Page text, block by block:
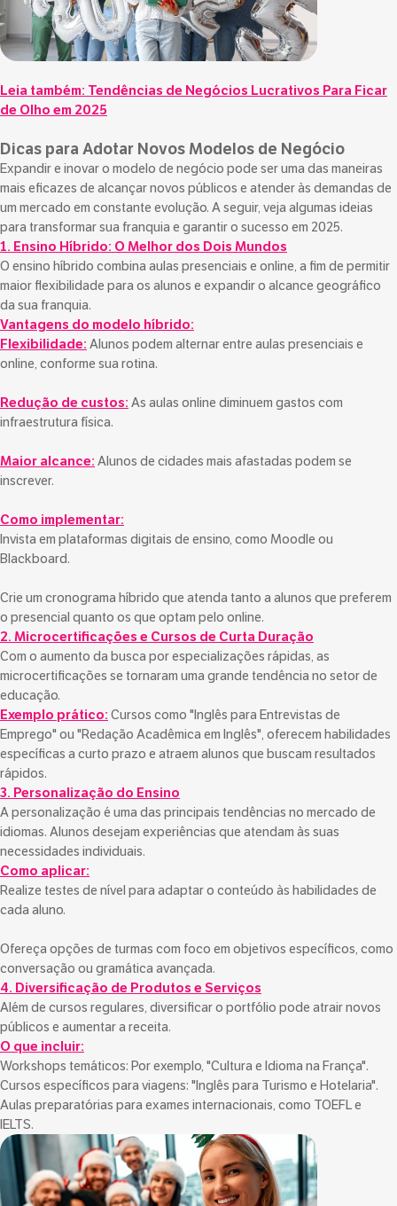
Leia também: Tendências de Negócios Lucrativos Para Ficar
de Olho em 2025
Dicas para Adotar Novos Modelos de Negócio
Expandir e inovar o modelo de negócio pode ser uma das maneiras
mais eficazes de alcançar novos públicos e atender às demandas de
um mercado em constante evolução. A seguir, veja algumas ideias
para transformar sua franquia e garantir o sucesso em 2025.
1. Ensino Híbrido: O Melhor dos Dois Mundos
O ensino híbrido combina aulas presenciais e online, a fim de permitir
maior flexibilidade para os alunos e expandir o alcance geográfico
da sua franquia.
Vantagens do modelo híbrido:
Flexibilidade: Alunos podem alternar entre aulas presenciais e
online, conforme sua rotina.
Redução de custos: As aulas online diminuem gastos com
infraestrutura física.
Maior alcance: Alunos de cidades mais afastadas podem se
inscrever.
Como implementar:
Invista em plataformas digitais de ensino, como Moodle ou
Blackboard.
Crie um cronograma híbrido que atenda tanto a alunos que preferem
o presencial quanto os que optam pelo online.
2. Microcertificações e Cursos de Curta Duração
Com o aumento da busca por especializações rápidas, as
microcertificações se tornaram uma grande tendência no setor de
educação.
Exemplo prático: Cursos como "Inglês para Entrevistas de
Emprego" ou "Redação Acadêmica em Inglês", oferecem habilidades
específicas a curto prazo e atraem alunos que buscam resultados
rápidos.
3. Personalização do Ensino
A personalização é uma das principais tendências no mercado de
idiomas. Alunos desejam experiências que atendam às suas
necessidades individuais.
Como aplicar:
Realize testes de nível para adaptar o conteúdo às habilidades de
cada aluno.
Ofereça opções de turmas com foco em objetivos específicos, como
conversação ou gramática avançada.
4. Diversificação de Produtos e Serviços
Além de cursos regulares, diversificar o portfólio pode atrair novos
públicos e aumentar a receita.
O que incluir:
Workshops temáticos: Por exemplo, "Cultura e Idioma na França".
Cursos específicos para viagens: "Inglês para Turismo e Hotelaria".
Aulas preparatórias para exames internacionais, como TOEFL e
IELTS.